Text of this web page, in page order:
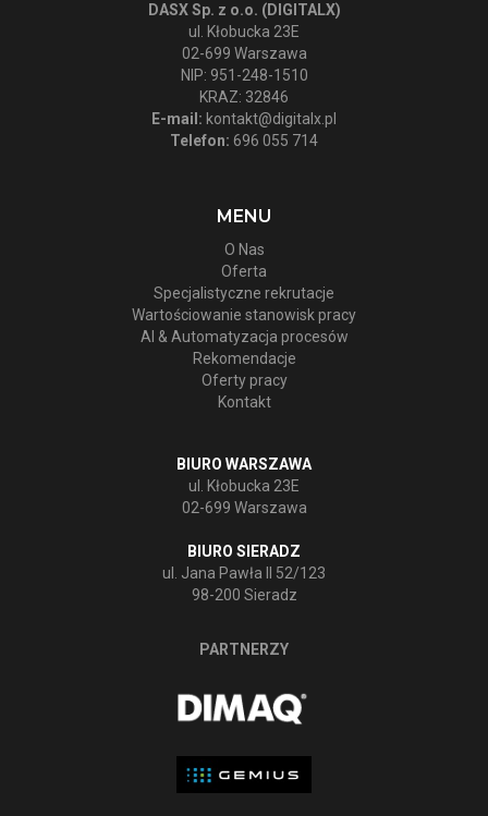
DASX Sp. z o.o. (DIGITALX)
ul. Kłobucka 23E
02-699 Warszawa
NIP: 951-248-1510
KRAZ: 32846
E-mail: kontakt@digitalx.pl
Telefon: 696 055 714
MENU
O Nas
Oferta
Specjalistyczne rekrutacje
Wartościowanie stanowisk pracy
AI & Automatyzacja procesów
Rekomendacje
Oferty pracy
Kontakt
BIURO WARSZAWA
ul. Kłobucka 23E
02-699 Warszawa
BIURO SIERADZ
ul. Jana Pawła II 52/123
98-200 Sieradz
PARTNERZY